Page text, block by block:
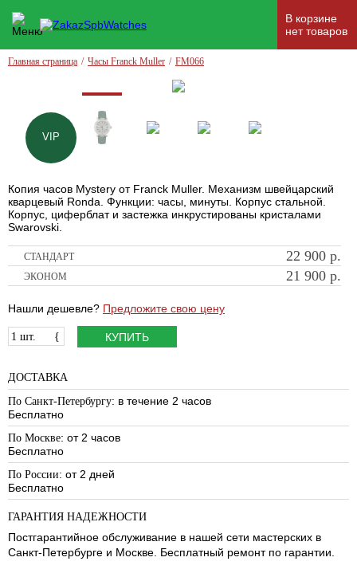
Главная страница / Часы Franck Muller / FM066
VIP
Копия часов Mystery от Franck Muller. Механизм швейцарский
кварцевый Ronda. Функции: часы, минуты. Корпус стальной.
Корпус, циферблат и застежка инкрустированы кристалами
Swarovski.
СТАНДАРТ 22 900 р.
ЭКОНОМ 21 900 р.
Нашли дешевле? Предложите свою цену
{
1 шт. КУПИТЬ
ДОСТАВКА
По Санкт-Петербургу: в течение 2 часов
Бесплатно
По Москве: от 2 часов
Бесплатно
По России: от 2 дней
Бесплатно
ГАРАНТИЯ НАДЕЖНОСТИ
Постгарантийное обслуживание в нашей сети мастерских в
Санкт-Петербурге и Москве. Бесплатный ремонт по гарантии.
В корзине
нет товаров